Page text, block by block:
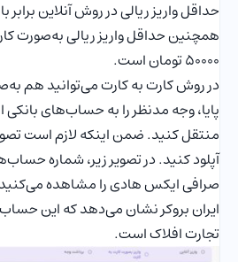
همچنین حداقل واریز ریالی به‌صورت
50000 تومان است.
در روش کارت به کارت می‌توانید هم
پایا، وجه مدنظر را به حساب‌های بانکی
منتقل کنید. ضمن اینکه لازم است
آپلود کنید. در تصویر زیر، شماره
صرافی ایکس هادی را مشاهده
ایران بروکر نشان می‌دهد که این
تجارت افلاک است.